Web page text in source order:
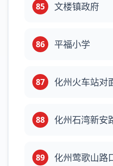
85 文楼镇政府
86 平福小学
87 化州火车站对
88 化州石湾新安
89 化州莺歌山路